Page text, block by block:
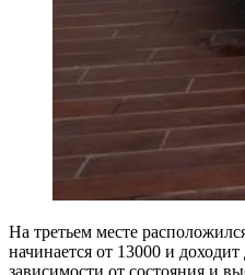
На третьем месте
начинается от 13000 и